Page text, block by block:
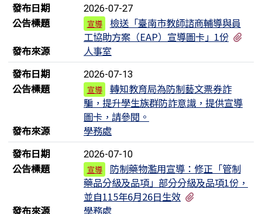
發布日期
2026-07-27
公告標題 宣導
檢送「臺南市教師諮商輔導與員
工協助方案（EAP）宣導圖卡」1份
發布來源
人事室
發布日期
2026-07-13
公告標題 宣導
轉知教育局為防制藝文票券詐
騙，提升學生族群防詐意識，提供宣導
圖卡，請參閱。
發布來源
學務處
發布日期
2026-07-10
公告標題 宣導
防制藥物濫用宣導：修正「管制
藥品分級及品項」部分分級及品項1份，
並自115年6月26日生效
發布來源
學務處